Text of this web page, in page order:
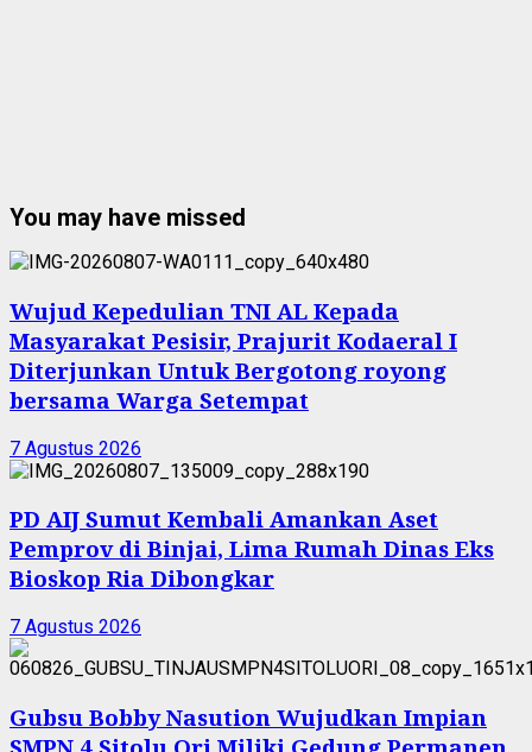
You may have missed
Wujud Kepedulian TNI AL Kepada
Masyarakat Pesisir, Prajurit Kodaeral I
Diterjunkan Untuk Bergotong royong
bersama Warga Setempat
7 Agustus 2026
PD AIJ Sumut Kembali Amankan Aset
Pemprov di Binjai, Lima Rumah Dinas Eks
Bioskop Ria Dibongkar
7 Agustus 2026
Gubsu Bobby Nasution Wujudkan Impian